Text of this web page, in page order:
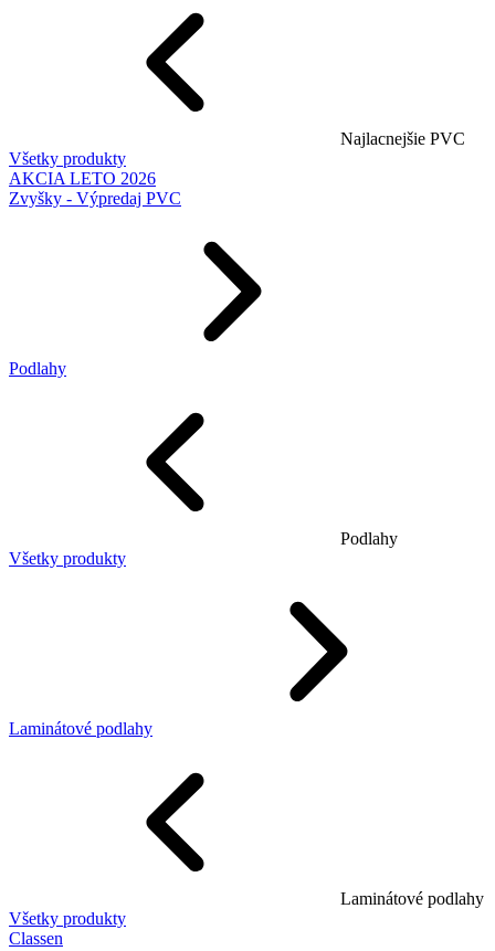
Najlacnejšie PVC
Všetky produkty
AKCIA LETO 2026
Zvyšky - Výpredaj PVC
Podlahy
Podlahy
Všetky produkty
Laminátové podlahy
Laminátové podlahy
Všetky produkty
Classen